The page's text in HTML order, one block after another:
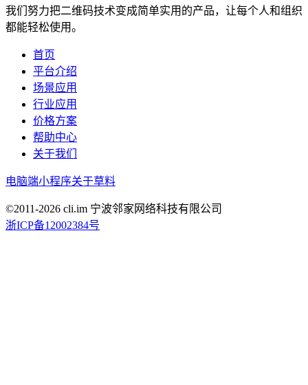
我们努力把二维码技术变成简单实用的产品，让每个人和组织
都能轻松使用。
首页
平台介绍
场景应用
行业应用
价格方案
帮助中心
关于我们
电脑端小程序关于草料
©2011-2026 cli.im 宁波邻家网络科技有限公司
浙ICP备12002384号